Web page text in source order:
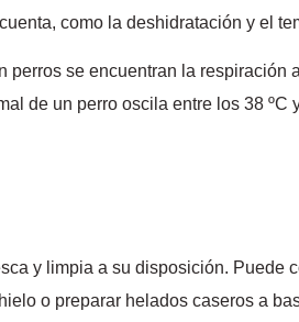
como la deshidratación y el
perros se encuentran la
de un perro oscila entre los 38
y limpia a su disposición.
o preparar helados caseros a